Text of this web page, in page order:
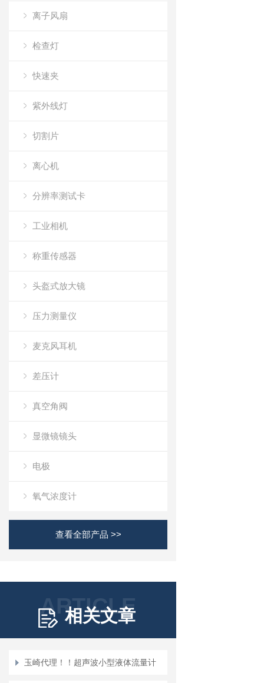
离子风扇
检查灯
快速夹
紫外线灯
切割片
离心机
分辨率测试卡
工业相机
称重传感器
头盔式放大镜
压力测量仪
麦克风耳机
差压计
真空角阀
显微镜镜头
电极
氧气浓度计
查看全部产品 >>
ARTICLE
相关文章
玉崎代理！！超声波小型液体流量计